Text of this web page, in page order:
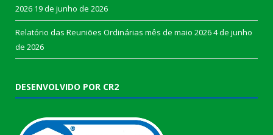
2026 19 de junho de 2026
Relatório das Reuniões Ordinárias mês de maio 20264 de junho
de 2026
DESENVOLVIDO POR CR2